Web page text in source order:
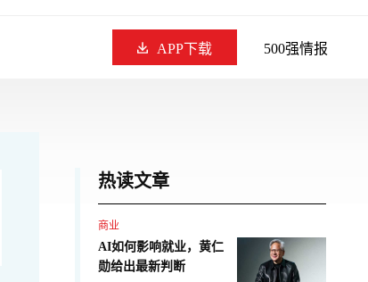
APP下载 500强情报
热读文章
商业
AI如何影响就业，黄仁
勋给出最新判断